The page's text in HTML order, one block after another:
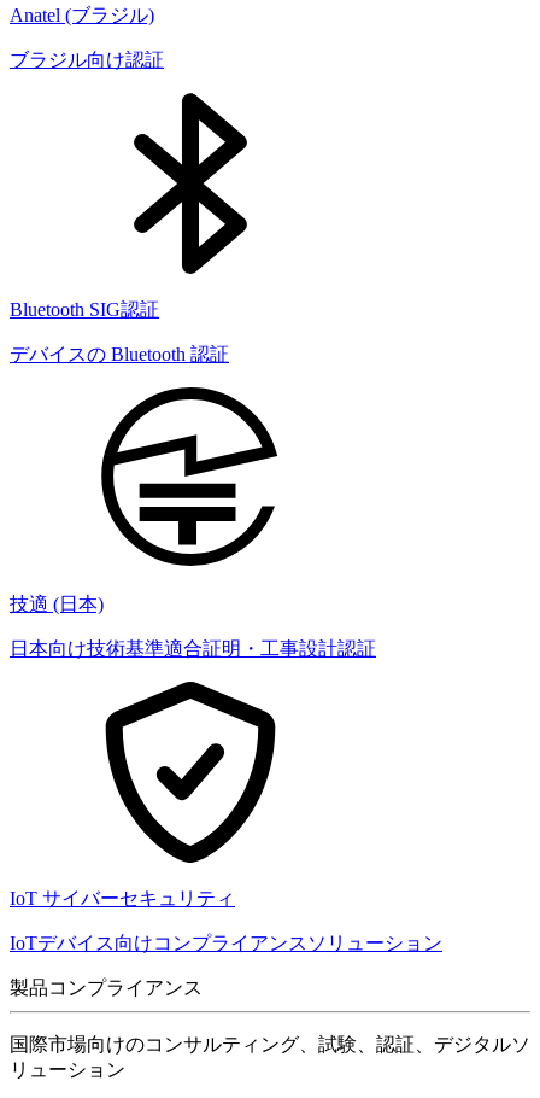
Anatel (ブラジル)
ブラジル向け認証
Bluetooth SIG認証
デバイスの Bluetooth 認証
技適 (日本)
日本向け技術基準適合証明・工事設計認証
IoT サイバーセキュリティ
IoTデバイス向けコンプライアンスソリューション
製品コンプライアンス
国際市場向けのコンサルティング、試験、認証、デジタルソ
リューション